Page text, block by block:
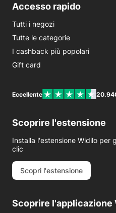
Accesso rapido
Tutti i negozi
Tutte le categorie
I cashback più popolari
Gift card
Eccellente
Scoprire l'estensione
Installa l'estensione Widilo per
clic
Scopri l'estensione
Scoprire l'applicazione